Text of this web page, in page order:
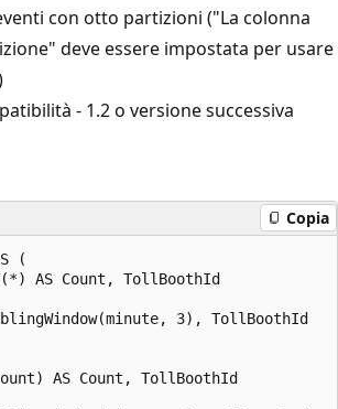
con otto partizioni ("La colonna
deve essere impostata per usare
- 1.2 o versione successiva
Copia
(
AS Count, TollBoothId
3), TollBoothId
AS Count, TollBoothId